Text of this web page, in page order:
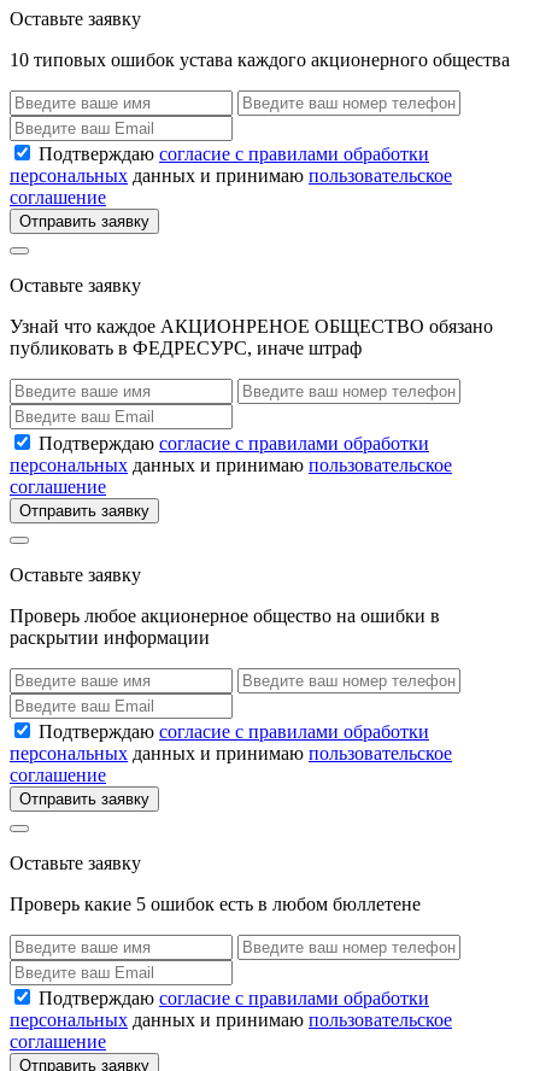
Оставьте заявку
10 типовых ошибок устава каждого акционерного общества
Подтверждаю согласие с правилами обработки
персональных данных и принимаю пользовательское
соглашение
Отправить заявку
Оставьте заявку
Узнай что каждое АКЦИОНРЕНОЕ ОБЩЕСТВО обязано
публиковать в ФЕДРЕСУРС, иначе штраф
Подтверждаю согласие с правилами обработки
персональных данных и принимаю пользовательское
соглашение
Отправить заявку
Оставьте заявку
Проверь любое акционерное общество на ошибки в
раскрытии информации
Подтверждаю согласие с правилами обработки
персональных данных и принимаю пользовательское
соглашение
Отправить заявку
Оставьте заявку
Проверь какие 5 ошибок есть в любом бюллетене
Подтверждаю согласие с правилами обработки
персональных данных и принимаю пользовательское
соглашение
Отправить заявку